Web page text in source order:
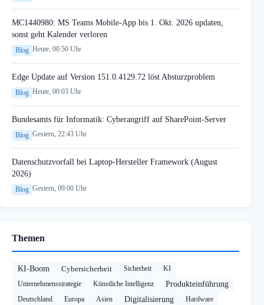
MC1440980: MS Teams Mobile-App bis 1. Okt. 2026 updaten,
sonst geht Kalender verloren
Blog Heute, 00:50 Uhr
Edge Update auf Version 151.0.4129.72 löst Absturzproblem
Blog Heute, 00:03 Uhr
Bundesamts für Informatik: Cyberangriff auf SharePoint-Server
Blog Gestern, 22:43 Uhr
Datenschutzvorfall bei Laptop-Hersteller Framework (August
2026)
Blog Gestern, 09:00 Uhr
Themen
KI-Boom Cybersicherheit Sicherheit
KI
Unternehmensstrategie
Künstliche Intelligenz Produkteinführung
Deutschland Europa Asien Digitalisierung
Hardware